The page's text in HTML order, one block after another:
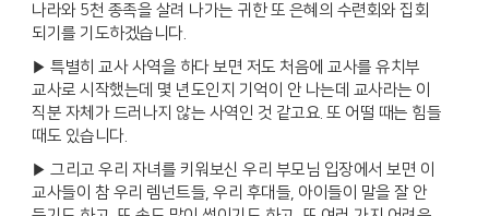
나라와 5천 종족을 살려 나가는 귀한 또 은혜의 수련회와 집회
되기를 기도하겠습니다.
▶ 특별히 교사 사역을 하다 보면 저도 처음에 교사를 유치부
교사로 시작했는데 몇 년도인지 기억이 안 나는데 교사라는 이
직분 자체가 드러나지 않는 사역인 것 같고요. 또 어떨 때는 힘들
때도 있습니다.
▶ 그리고 우리 자녀를 키워보신 우리 부모님 입장에서 보면 이
교사들이 참 우리 렘넌트들, 우리 후대들, 아이들이 말을 잘 안